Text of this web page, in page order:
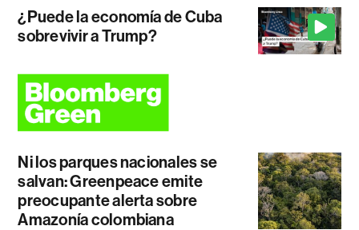
¿Puede la economía de Cuba
sobrevivir a Trump?
Ni los parques nacionales se
salvan: Greenpeace emite
preocupante alerta sobre
Amazonía colombiana